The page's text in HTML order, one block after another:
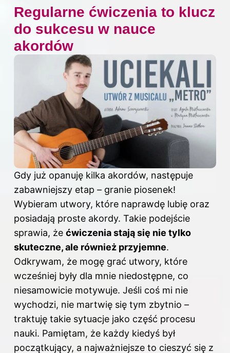
Regularne ćwiczenia to klucz
do sukcesu w nauce
akordów
Gdy już opanuję kilka akordów, następuje
zabawniejszy etap – granie piosenek!
Wybieram utwory, które naprawdę lubię oraz
posiadają proste akordy. Takie podejście
sprawia, że ćwiczenia stają się nie tylko
skuteczne, ale również przyjemne.
Odkrywam, że mogę grać utwory, które
wcześniej były dla mnie niedostępne, co
niesamowicie motywuje. Jeśli coś mi nie
wychodzi, nie martwię się tym zbytnio –
traktuję takie sytuacje jako część procesu
nauki. Pamiętam, że każdy kiedyś był
początkujący, a najważniejsze to cieszyć się z